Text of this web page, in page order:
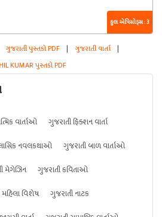
કુલ એપિસોડ્સ : 3
ગુજરાતી પુસ્તકો PDF | ગુજરાતી વાર્તા |
KUMAR પુસ્તકો PDF
વાર્તાઓ
ગુજરાતી ફિક્શન વાર્તા
નવલકથાઓ
ગુજરાતી બાળ વાર્તાઓ
મેગેઝિન
ગુજરાતી કવિતાઓ
વિશેષ
ગુજરાતી નાટક